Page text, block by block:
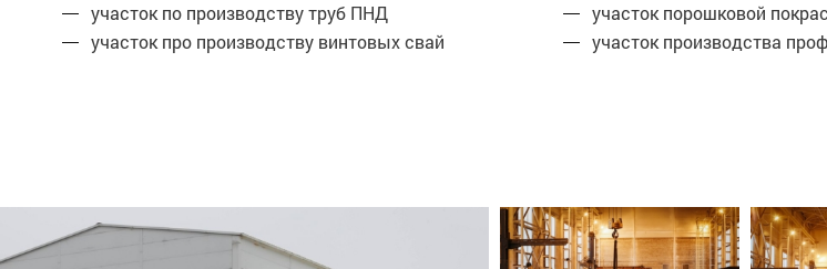
участок по производству труб ПНД
участок порошковой
участок про производству винтовых свай
участок производства